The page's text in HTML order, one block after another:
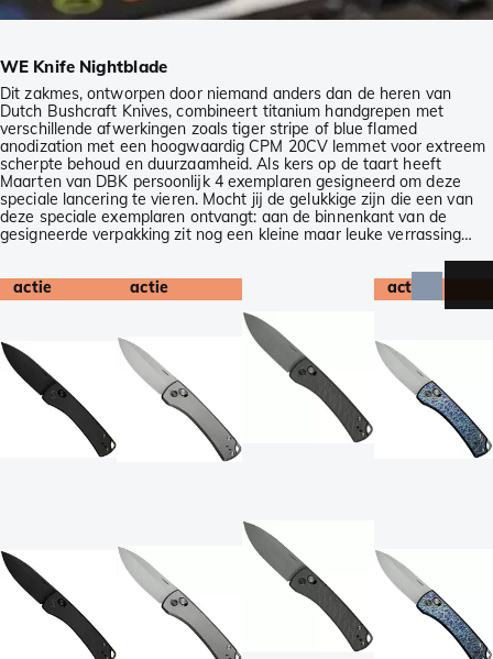
WE Knife Nightblade
Dit zakmes, ontworpen door niemand anders dan de heren van
Dutch Bushcraft Knives, combineert titanium handgrepen met
verschillende afwerkingen zoals tiger stripe of blue flamed
anodization met een hoogwaardig CPM 20CV lemmet voor extreem
scherpte behoud en duurzaamheid. Als kers op de taart heeft
Maarten van DBK persoonlijk 4 exemplaren gesigneerd om deze
speciale lancering te vieren. Mocht jij de gelukkige zijn die een van
deze speciale exemplaren ontvangt: aan de binnenkant van de
gesigneerde verpakking zit nog een kleine maar leuke verrassing…
actie actie actie